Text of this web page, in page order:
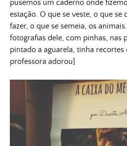
pusemos um caderno onde
estação. O que se veste, o que se
fazer, o que se semeia, os
fotografias dele, com pinhas, nas
pintado a aguarela, tinha recortes
professora adorou]